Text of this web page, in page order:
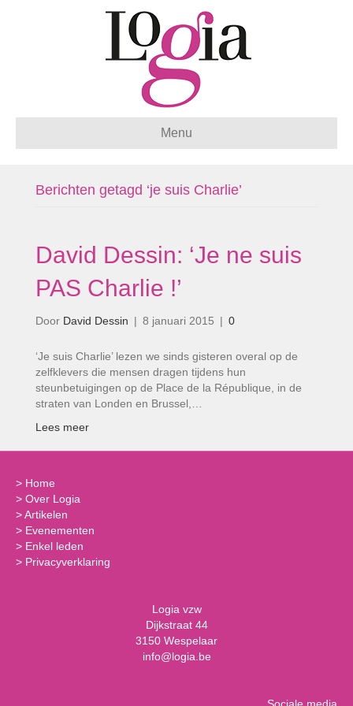
Menu
Berichten getagd ‘je suis Charlie’
David Dessin: ‘Je ne suis
PAS Charlie !’
Door David Dessin | 8 januari 2015 | 0
‘Je suis Charlie’ lezen we sinds gisteren overal op de
zelfklevers die mensen dragen tijdens hun
steunbetuigingen op de Place de la République, in de
straten van Londen en Brussel,…
Lees meer
> Home
> Over Logia
>Artikelen
> Evenementen
> Enkel leden
> Privacyverklaring
Logia vzw
Dijkstraat 44
3150 Wespelaar
info@logia.be